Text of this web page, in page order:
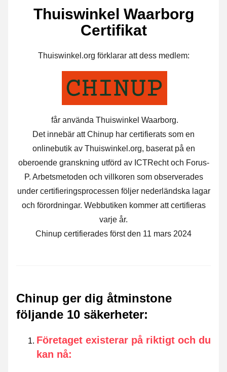
Thuiswinkel Waarborg
Certifikat
Thuiswinkel.org förklarar att dess medlem:
får använda Thuiswinkel Waarborg.
Det innebär att Chinup har certifierats som en
onlinebutik av Thuiswinkel.org, baserat på en
oberoende granskning utförd av ICTRecht och Forus-
P. Arbetsmetoden och villkoren som observerades
under certifieringsprocessen följer nederländska lagar
och förordningar. Webbutiken kommer att certifieras
varje år.
Chinup certifierades först den 11 mars 2024
Chinup ger dig åtminstone
följande 10 säkerheter:
Företaget existerar på riktigt och du
kan nå: